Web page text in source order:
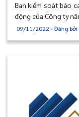
Ban kiểm soát báo
động của Công ty
09/11/2022 - Đăng bởi